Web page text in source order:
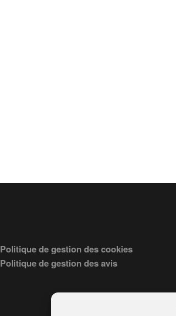
Politique de gestion des cookies
Politique de gestion des avis